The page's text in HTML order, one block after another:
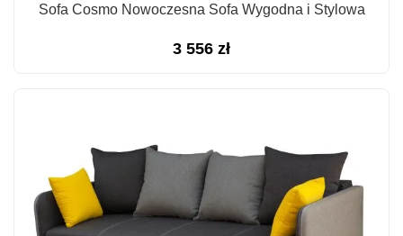
Sofa Cosmo Nowoczesna Sofa Wygodna i Stylowa
3 556 zł